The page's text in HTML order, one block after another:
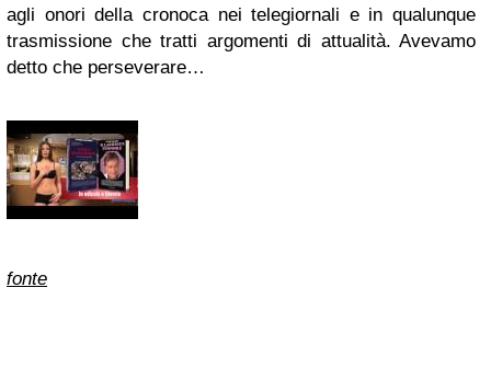
agli onori della cronoca nei telegiornali e in qualunque
trasmissione che tratti argomenti di attualità. Avevamo
detto che perseverare…
fonte